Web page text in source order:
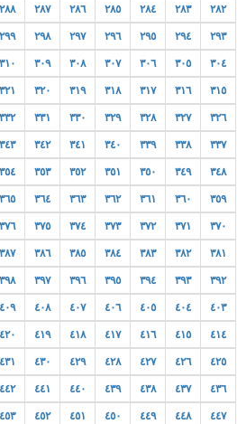
٢٨٢ ٢٨٣ ٢٨٤ ٢٨٥ ٢٨٦ ٢٨٧ ٢٨٨
٢٩٣ ٢٩٤ ٢٩٥ ٢٩٦ ٢٩٧ ٢٩٨ ٢٩٩
٣٠٤ ٣٠٥ ٣٠٦ ٣٠٧ ٣٠٨ ٣٠٩ ٣١٠
٣١٥ ٣١٦ ٣١٧ ٣١٨ ٣١٩ ٣٢٠ ٣٢١
٣٢٦ ٣٢٧ ٣٢٨ ٣٢٩ ٣٣٠ ٣٣١ ٣٣٢
٣٣٧ ٣٣٨ ٣٣٩ ٣٤٠ ٣٤١ ٣٤٢ ٣٤٣
٣٤٨ ٣٤٩ ٣٥٠ ٣٥١ ٣٥٢ ٣٥٣ ٣٥٤
٣٥٩ ٣٦٠ ٣٦١ ٣٦٢ ٣٦٣ ٣٦٤ ٣٦٥
٣٧٠ ٣٧١ ٣٧٢ ٣٧٣ ٣٧٤ ٣٧٥ ٣٧٦
٣٨١ ٣٨٢ ٣٨٣ ٣٨٤ ٣٨٥ ٣٨٦ ٣٨٧
٣٩٢ ٣٩٣ ٣٩٤ ٣٩٥ ٣٩٦ ٣٩٧ ٣٩٨
٤٠٣ ٤٠٤ ٤٠٥ ٤٠٦ ٤٠٧ ٤٠٨ ٤٠٩
٤١٤ ٤١٥ ٤١٦ ٤١٧ ٤١٨ ٤١٩ ٤٢٠
٤٢٥ ٤٢٦ ٤٢٧ ٤٢٨ ٤٢٩ ٤٣٠ ٤٣١
٤٣٦ ٤٣٧ ٤٣٨ ٤٣٩ ٤٤٠ ٤٤١ ٤٤٢
٤٤٧ ٤٤٨ ٤٤٩ ٤٥٠ ٤٥١ ٤٥٢ ٤٥٣